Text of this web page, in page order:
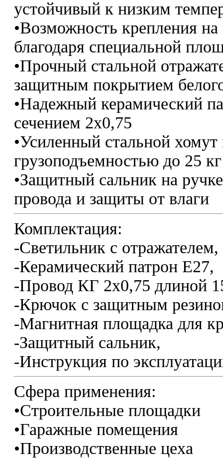
устойчивый к низким
•Возможность крепления
благодаря специальной
•Прочный стальной
защитным покрытием
•Надежный керамический
сечением 2х0,75
•Усиленный стальной хомут
грузоподъемностью до 25 кг
•Защитный сальник на
провода и защиты от влаги
Комплектация:
-Светильник с отражателем,
-Керамический патрон Е27,
-Провод КГ 2х0,75 длиной
-Крючок с защитным
-Магнитная площадка для
-Защитный сальник,
-Инструкция по
Сфера применения:
•Строительные площадки
•Гаражные помещения
•Производственные цеха